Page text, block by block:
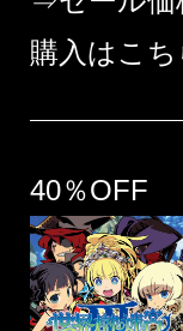
購入はこち
40％OFF